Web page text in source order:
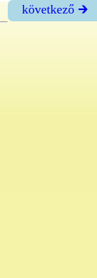
következő 🡲